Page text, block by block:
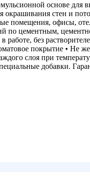
основе
окрашивания стен и
офисы,
по цементным,
работе, без
покрытие •
слоя при
добавки.